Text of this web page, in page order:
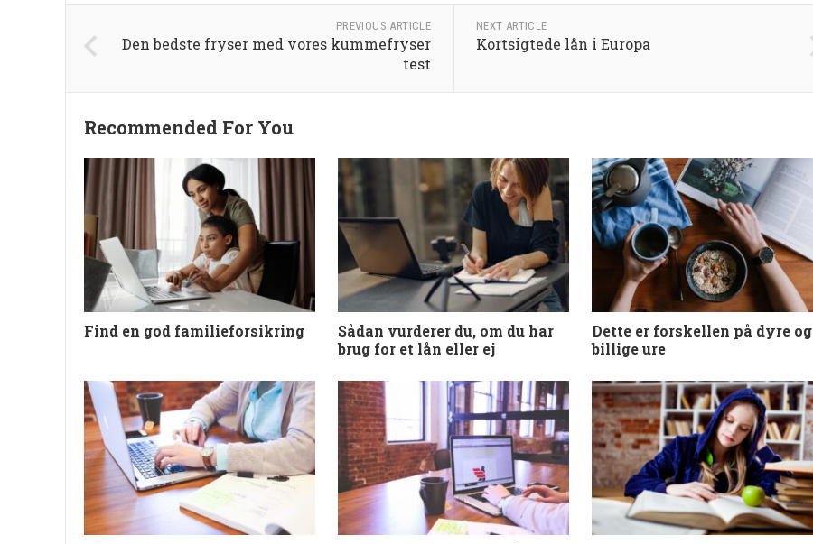
PREVIOUS ARTICLE
Den bedste fryser med vores kummefryser
test
NEXT ARTICLE
Kortsigtede lån i Europa
Recommended For You
Find en god familieforsikring
Sådan vurderer du, om du har
brug for et lån eller ej
Dette er forskellen på dyre og
billige ure